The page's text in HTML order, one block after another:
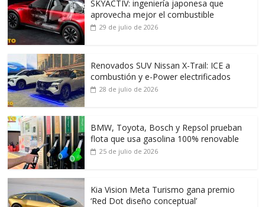
SKYACTIV: ingeniería japonesa que
aprovecha mejor el combustible
29 de julio de 2026
Renovados SUV Nissan X-Trail: ICE a
combustión y e-Power electrificados
28 de julio de 2026
BMW, Toyota, Bosch y Repsol prueban
flota que usa gasolina 100% renovable
25 de julio de 2026
Kia Vision Meta Turismo gana premio
‘Red Dot diseño conceptual’